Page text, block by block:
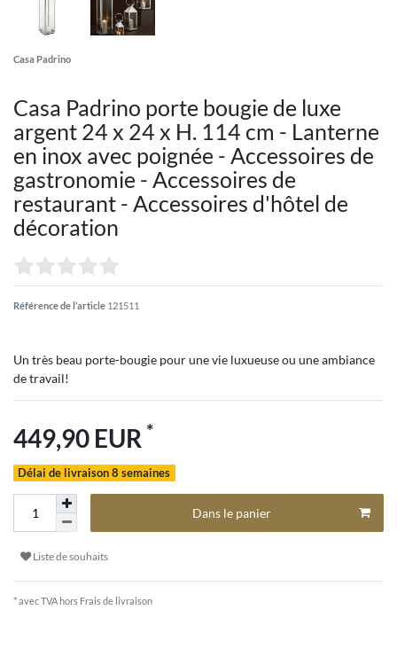
Casa Padrino
Casa Padrino porte bougie de luxe
argent 24 x 24 x H. 114 cm - Lanterne
en inox avec poignée - Accessoires de
gastronomie - Accessoires de
restaurant - Accessoires d'hôtel de
décoration
Référence de l’article 121511
Un très beau porte-bougie pour une vie luxueuse ou une ambiance
de travail!
449,90 EUR *
Délai de livraison 8 semaines
Dans le panier
Liste de souhaits
* avec TVA hors Frais de livraison